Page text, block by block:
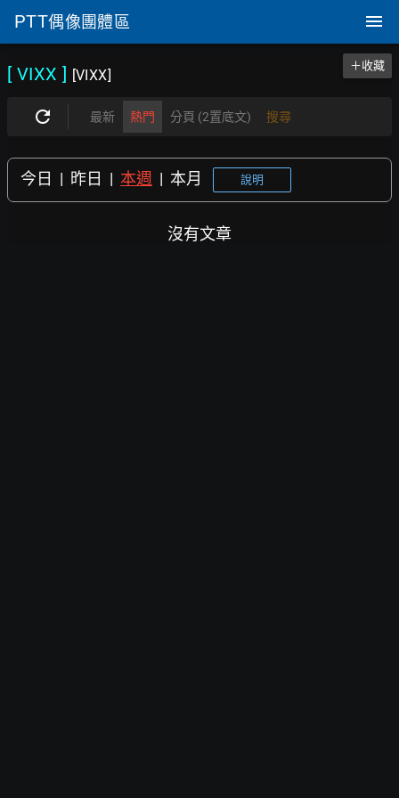
PTT偶像團體區
[ VIXX ] [VIXX]
＋收藏
最新 熱門 分頁 (2置底文) 搜尋
今日 | 昨日 | 本週 | 本月 說明
沒有文章